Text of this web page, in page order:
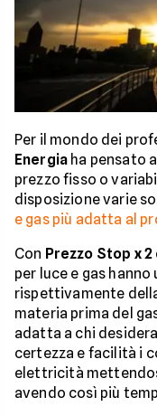
Per il mondo dei
Energia ha pensato
prezzo fisso o
disposizione varie
e gas più adatta al
Con Prezzo Stop x 2
per luce e gas
rispettivamente
materia prima del
adatta a chi
certezza e facilità i
elettricità
avendo così più